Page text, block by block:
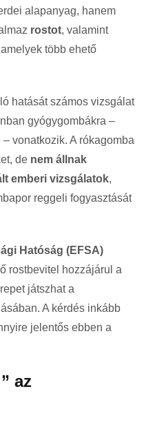
alapanyag, hanem
rostot, valamint
amelyek több ehető
hatását számos vizsgálat
gyógygombákra –
vonatkozik. A rókagomba
de nem állnak
emberi vizsgálatok,
reggeli fogyasztását
Hatóság (EFSA)
rostbevitel hozzájárul a
játszhat a
A kérdés inkább
jelentős ebben a
az